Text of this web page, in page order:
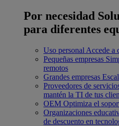
Por necesidad
para diferentes
Uso personal Accede a
Pequeñas empresas
remotos
Grandes empresas
Proveedores de
mantén la TI de tus
OEM Optimiza el
Organizaciones
de descuento en